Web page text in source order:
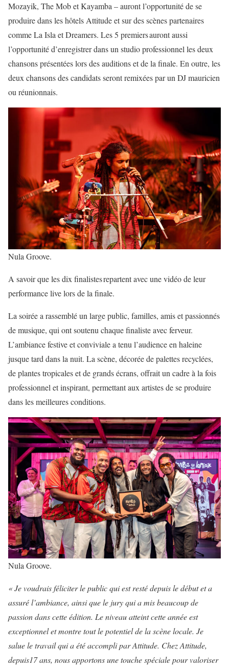
Mozayik, The Mob et Kayamba – auront l’opportunité de se
produire dans les hôtels Attitude et sur des scènes partenaires
comme La Isla et Dreamers. Les 5 premiers auront aussi
l’opportunité d’enregistrer dans un studio professionnel les deux
chansons présentées lors des auditions et de la finale. En outre, les
deux chansons des candidats seront remixées par un DJ mauricien
ou réunionnais.
Nula Groove.
A savoir que les dix finalistes repartent avec une vidéo de leur
performance live lors de la finale.
La soirée a rassemblé un large public, familles, amis et passionnés
de musique, qui ont soutenu chaque finaliste avec ferveur.
L’ambiance festive et conviviale a tenu l’audience en haleine
jusque tard dans la nuit. La scène, décorée de palettes recyclées,
de plantes tropicales et de grands écrans, offrait un cadre à la fois
professionnel et inspirant, permettant aux artistes de se produire
dans les meilleures conditions.
Nula Groove.
« Je voudrais féliciter le public qui est resté depuis le début et a
assuré l’ambiance, ainsi que le jury qui a mis beaucoup de
passion dans cette édition. Le niveau atteint cette année est
exceptionnel et montre tout le potentiel de la scène locale. Je
salue le travail qui a été accompli par Attitude. Chez Attitude,
depuis17 ans, nous apportons une touche spéciale pour valoriser